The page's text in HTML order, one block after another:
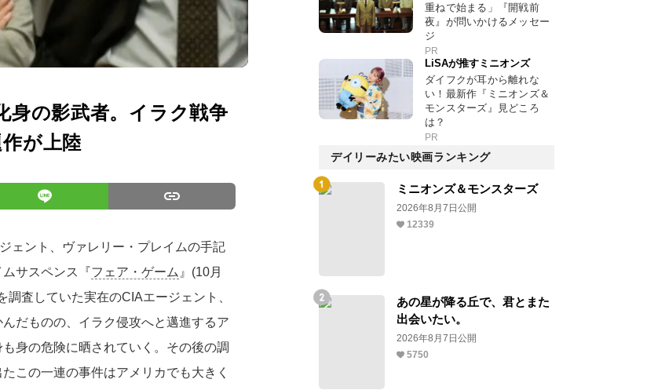
身の影武者。イラク戦争
が上陸
ェント、ヴァレリー・プレイムの手記
サスペンス『フェア・ゲーム 』(10月
査していた実在のCIAエージェント、
だものの、イラク侵攻へと邁進するア
身の危険に晒されていく。その後の調
この一連の事件はアメリカでも大きく
重ねで始まる」『開戦前
夜』が問いかけるメッセー
ジ
PR
LiSAが推すミニオンズ
ダイフクが耳から離れな
い！最新作『ミニオンズ＆
モンスターズ』見どころ
は？
PR
デイリーみたい映画ランキング
ミニオンズ＆モンスターズ
2026年8月7日公開
12339
あの星が降る丘で、君とまた
出会いたい。
2026年8月7日公開
5750